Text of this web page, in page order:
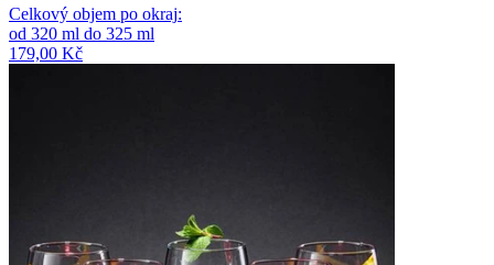
Celkový objem po okraj:
od 320 ml do 325 ml
179,00 Kč